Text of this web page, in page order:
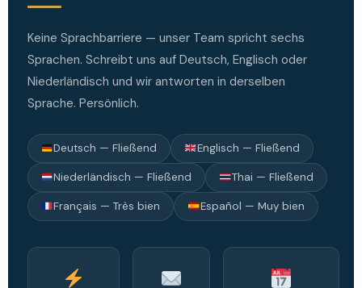
Keine Sprachbarriere — unser Team spricht sechs
Sprachen. Schreibt uns auf Deutsch, Englisch oder
Niederländisch und wir antworten in derselben
Sprache. Persönlich.
Deutsch — Fließend Englisch — Fließend
Niederländisch — Fließend Thai — Fließend
Français — Très bien Español — Muy bien